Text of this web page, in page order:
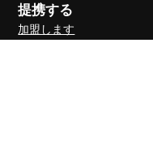
提携する
加盟します